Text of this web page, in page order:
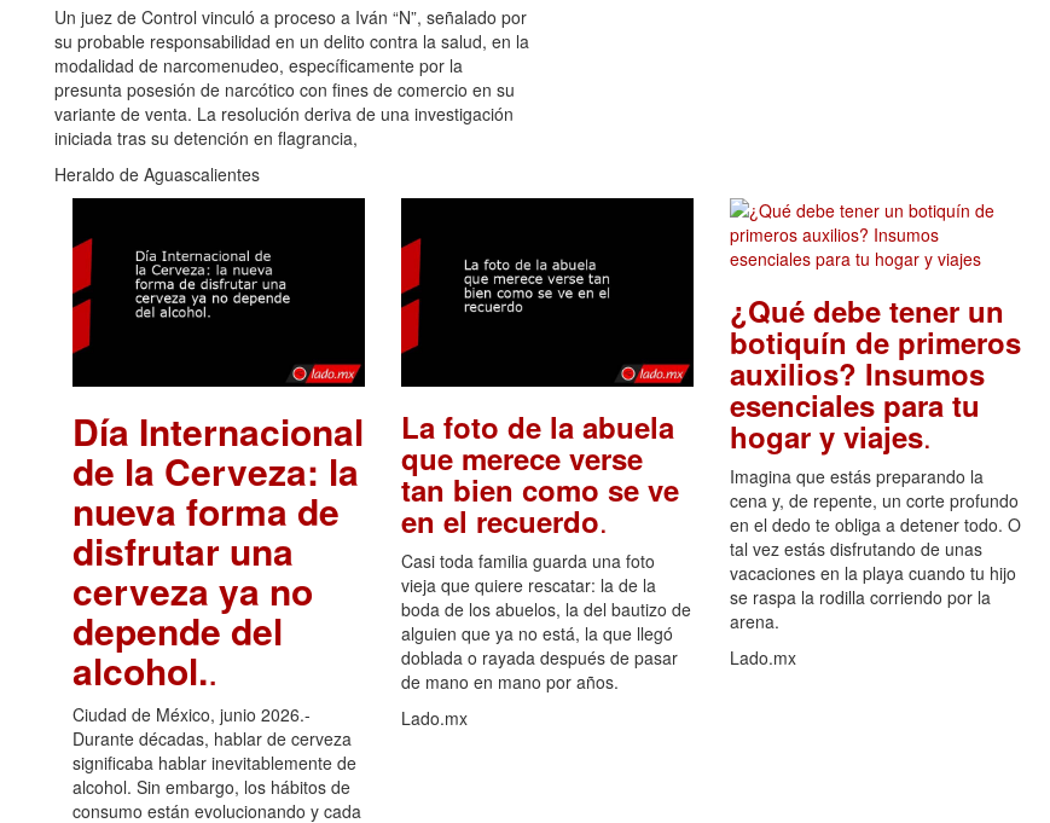
Un juez de Control vinculó a proceso a Iván “N”, señalado por
su probable responsabilidad en un delito contra la salud, en la
modalidad de narcomenudeo, específicamente por la
presunta posesión de narcótico con fines de comercio en su
variante de venta. La resolución deriva de una investigación
iniciada tras su detención en flagrancia,
Heraldo de Aguascalientes
Día Internacional
de la Cerveza: la
nueva forma de
disfrutar una
cerveza ya no
depende del
alcohol..
Ciudad de México, junio 2026.-
Durante décadas, hablar de cerveza
significaba hablar inevitablemente de
alcohol. Sin embargo, los hábitos de
consumo están evolucionando y cada
La foto de la abuela
que merece verse
tan bien como se ve
en el recuerdo.
Casi toda familia guarda una foto
vieja que quiere rescatar: la de la
boda de los abuelos, la del bautizo de
alguien que ya no está, la que llegó
doblada o rayada después de pasar
de mano en mano por años.
Lado.mx
¿Qué debe tener un
botiquín de primeros
auxilios? Insumos
esenciales para tu
hogar y viajes.
Imagina que estás preparando la
cena y, de repente, un corte profundo
en el dedo te obliga a detener todo. O
tal vez estás disfrutando de unas
vacaciones en la playa cuando tu hijo
se raspa la rodilla corriendo por la
arena.
Lado.mx